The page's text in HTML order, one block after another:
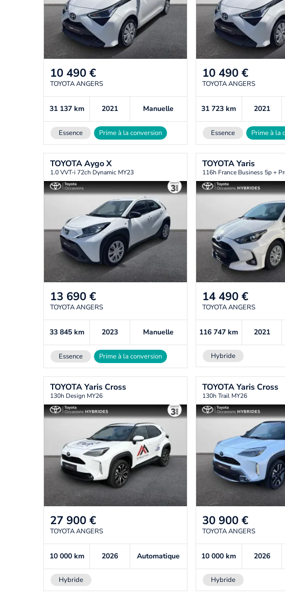
10 490 €
TOYOTA ANGERS
31 137 km 2021 Manuelle
Essence Prime à la conversion
10 490 €
TOYOTA ANGERS
31 723km 2021
Essence Prime à la
TOYOTAAygo X
1.0 VVT-i 72ch Dynamic MY23
13 690 €
TOYOTA ANGERS
33 845 km 2023 Manuelle
Essence Prime à la conversion
TOYOTAYaris
116h France Business 5p +
14 490 €
TOYOTA ANGERS
116 747km 2021
Hybride
TOYOTAYaris Cross
130h Design MY26
27 900 €
TOYOTA ANGERS
10 000 km 2026 Automatique
Hybride
TOYOTAYaris Cross
130h Trail MY26
30 900 €
TOYOTA ANGERS
10 000km 2026
Hybride